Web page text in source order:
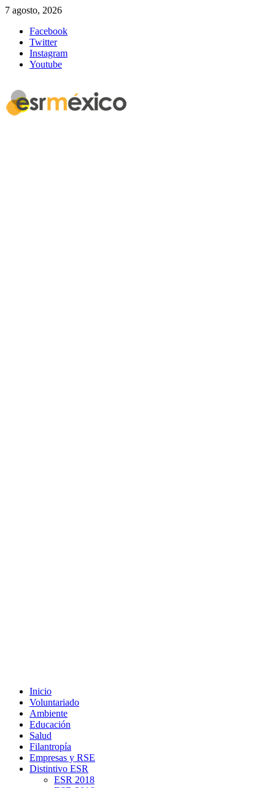
7 agosto, 2026
Facebook
Twitter
Instagram
Youtube
Inicio
Voluntariado
Ambiente
Educación
Salud
Filantropía
Empresas y RSE
Distintivo ESR
ESR 2018